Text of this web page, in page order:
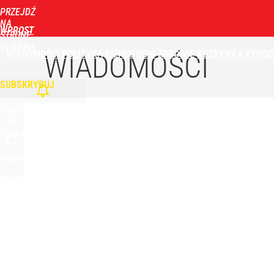
PRZEJDŹ
NA
STRONĘ
WPROST
WIADOMOŚCI POLITYKA BIZNES DOM ZDROWIE ROZRYWKA
SUBSKRYBUJ
Orlen stracił przez nich 1,5 mld zł? Menedżerom
4
WIADOMOŚCI